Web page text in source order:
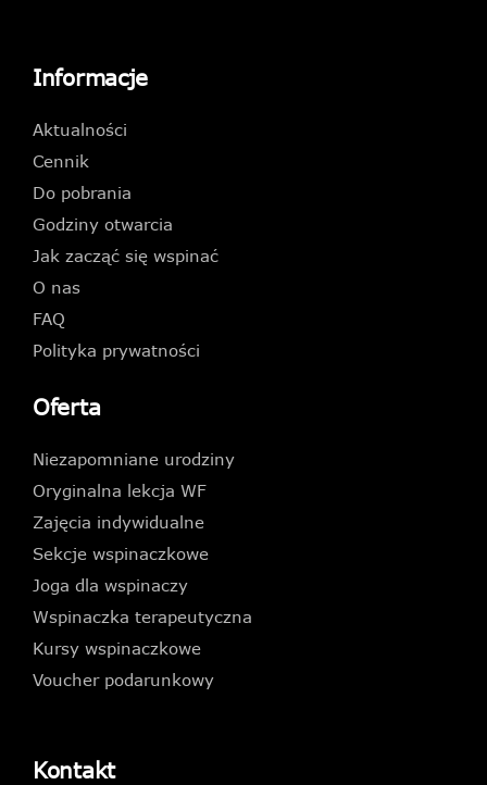
Informacje
Aktualności
Cennik
Do pobrania
Godziny otwarcia
Jak zacząć się wspinać
O nas
FAQ
Polityka prywatności
Oferta
Niezapomniane urodziny
Oryginalna lekcja WF
Zajęcia indywidualne
Sekcje wspinaczkowe
Joga dla wspinaczy
Wspinaczka terapeutyczna
Kursy wspinaczkowe
Voucher podarunkowy
Kontakt